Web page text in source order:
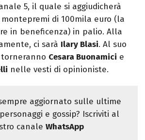
5, il quale si aggiudicherà
di 100mila euro (la
in beneficenza) in palio. Alla
ci sarà Ilary Blasi. Al suo
Cesara Buonamici e
nelle vesti di opinioniste.
aggiornato sulle ultime
e gossip? Iscriviti al
canale WhatsApp